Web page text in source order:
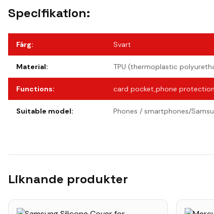
Specifikation:
Färg: Svart
Material: TPU (thermoplastic
Functions: card pocket,phone
Suitable model: Phones / smartphones/
Liknande produkter